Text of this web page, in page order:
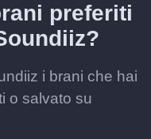
preferiti
i brani che hai
o salvato su